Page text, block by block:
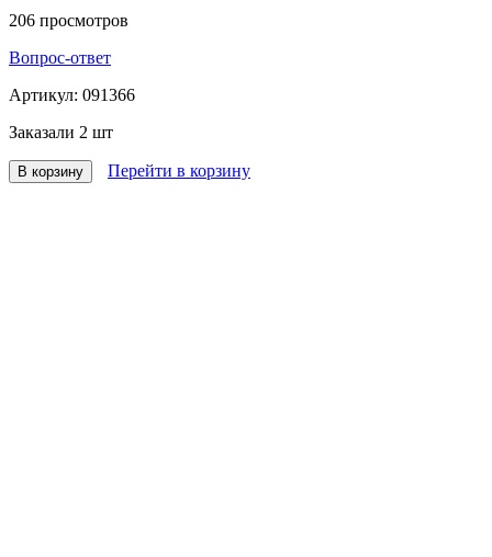
206 просмотров
Вопрос-ответ
Артикул: 091366
Заказали 2 шт
В корзину Перейти в корзину